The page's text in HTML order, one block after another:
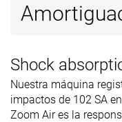
Shock
Nuestra máquina
impactos de 102 SA
Zoom Air es la